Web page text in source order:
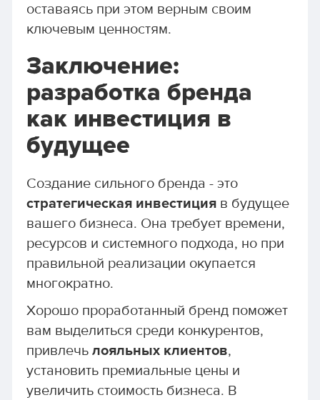
оставаясь при этом верным своим
ключевым ценностям.
Заключение:
разработка бренда
как инвестиция в
будущее
Создание сильного бренда - это
стратегическая инвестицияв будущее
вашего бизнеса. Она требует времени,
ресурсов и системного подхода, но при
правильной реализации окупается
многократно.
Хорошо проработанный бренд поможет
вам выделиться среди конкурентов,
привлечь лояльных клиентов,
установить премиальные цены и
увеличить стоимость бизнеса. В